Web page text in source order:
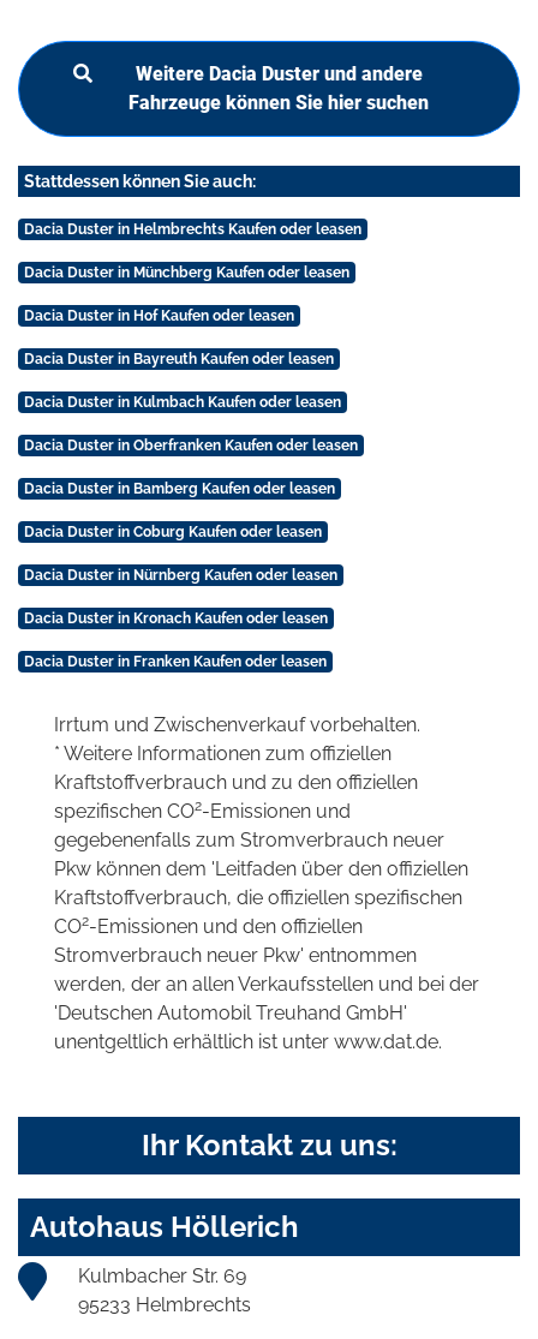
Weitere Dacia Duster und andere
Fahrzeuge können Sie hier suchen
Stattdessen können Sie auch:
Dacia Duster in Helmbrechts Kaufen oder leasen
Dacia Duster in Münchberg Kaufen oder leasen
Dacia Duster in Hof Kaufen oder leasen
Dacia Duster in Bayreuth Kaufen oder leasen
Dacia Duster in Kulmbach Kaufen oder leasen
Dacia Duster in Oberfranken Kaufen oder leasen
Dacia Duster in Bamberg Kaufen oder leasen
Dacia Duster in Coburg Kaufen oder leasen
Dacia Duster in Nürnberg Kaufen oder leasen
Dacia Duster in Kronach Kaufen oder leasen
Dacia Duster in Franken Kaufen oder leasen
Irrtum und Zwischenverkauf vorbehalten.
* Weitere Informationen zum offiziellen
Kraftstoffverbrauch und zu den offiziellen
spezifischen CO2-Emissionen und
gegebenenfalls zum Stromverbrauch neuer
Pkw können dem 'Leitfaden über den offiziellen
Kraftstoffverbrauch, die offiziellen spezifischen
CO2-Emissionen und den offiziellen
Stromverbrauch neuer Pkw' entnommen
werden, der an allen Verkaufsstellen und bei der
'Deutschen Automobil Treuhand GmbH'
unentgeltlich erhältlich ist unter www.dat.de.
Ihr Kontakt zu uns:
Autohaus Höllerich
Kulmbacher Str. 69
95233 Helmbrechts